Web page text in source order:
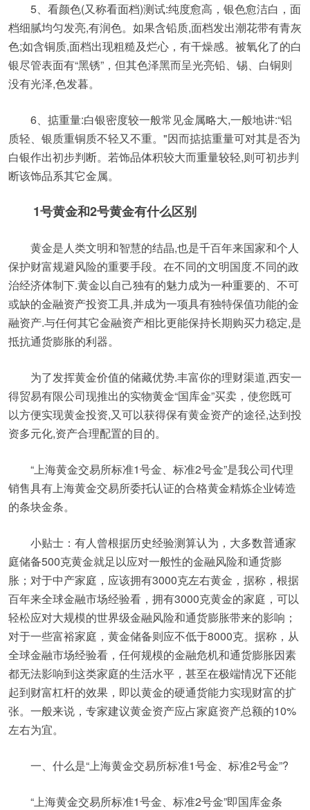
5、看颜色(又称看面档)测试:纯度愈高，银色愈洁白，面
档细腻均匀发亮,有润色。如果含铅质,面档发出潮花带有青灰
色;如含铜质,面档出现粗糙及烂心，有干燥感。被氧化了的白
银尽管表面有“黑锈”，但其色泽黑而呈光亮铅、锡、白铜则
没有光泽,色发暮。
6、掂重量:白银密度较一般常见金属略大,一般地讲:“铝
质轻、银质重铜质不轻又不重。"因而掂掂重量可对其是否为
白银作出初步判断。若饰品体积较大而重量较轻,则可初步判
断该饰品系其它金属。
1号黄金和2号黄金有什么区别
黄金是人类文明和智慧的结晶,也是千百年来国家和个人
保护财富规避风险的重要手段。在不同的文明国度.不同的政
治经济体制下.黄金以自己独有的魅力成为一种重要的、不可
或缺的金融资产投资工具,并成为一项具有独特保值功能的金
融资产.与任何其它金融资产相比更能保持长期购买力稳定,是
抵抗通货膨胀的利器。
为了发挥黄金价值的储藏优势.丰富你的理财渠道,西安一
得贸易有限公司现推出的实物黄金“国库金”买卖，使您既可
以方便实现黄金投资,又可以获得保有黄金资产的途径,达到投
资多元化,资产合理配置的目的。
“上海黄金交易所标准1号金、标准2号金”是我公司代理
销售具有上海黄金交易所委托认证的合格黄金精炼企业铸造
的条块金条。
小贴士：有人曾根据历史经验测算认为，大多数普通家
庭储备500克黄金就足以应对一般性的金融风险和通货膨
胀；对于中产家庭，应该拥有3000克左右黄金，据称，根据
百年来全球金融市场经验看，拥有3000克黄金的家庭，可以
轻松应对大规模的世界级金融风险和通货膨胀带来的影响；
对于一些富裕家庭，黄金储备则应不低于8000克。据称，从
全球金融市场经验看，任何规模的金融危机和通货膨胀因素
都无法影响到这类家庭的生活水平，甚至在极端情况下还能
起到财富杠杆的效果，即以黄金的硬通货能力实现财富的扩
张。一般来说，专家建议黄金资产应占家庭资产总额的10%
左右为宜。
一、什么是“上海黄金交易所标准1号金、标准2号金”?
“上海黄金交易所标准1号金、标准2号金”即国库金条